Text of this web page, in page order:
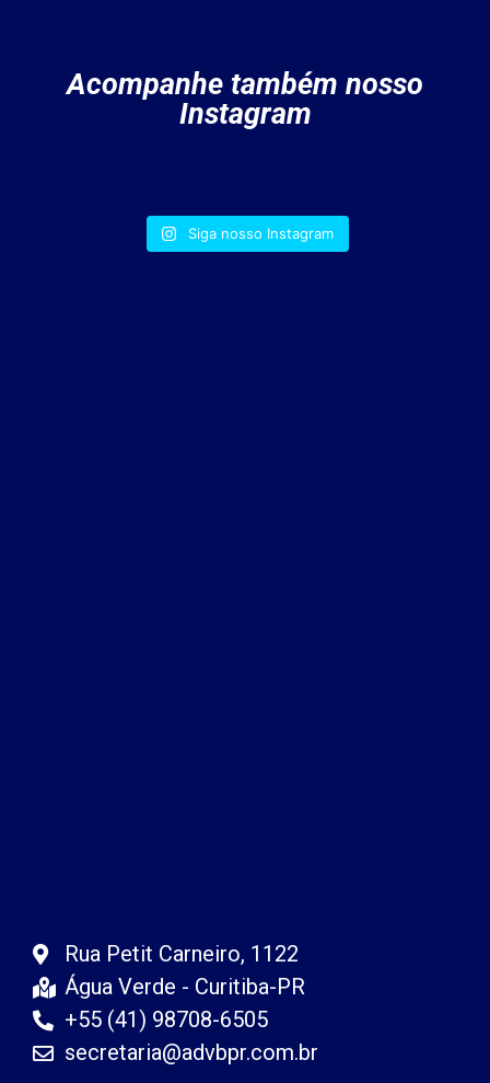
Acompanhe também nosso
Instagram
Siga nosso Instagram
Rua Petit Carneiro, 1122
Água Verde - Curitiba-PR
+55 (41) 98708-6505
secretaria@advbpr.com.br